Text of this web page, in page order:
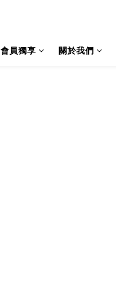
會員獨享 關於我們